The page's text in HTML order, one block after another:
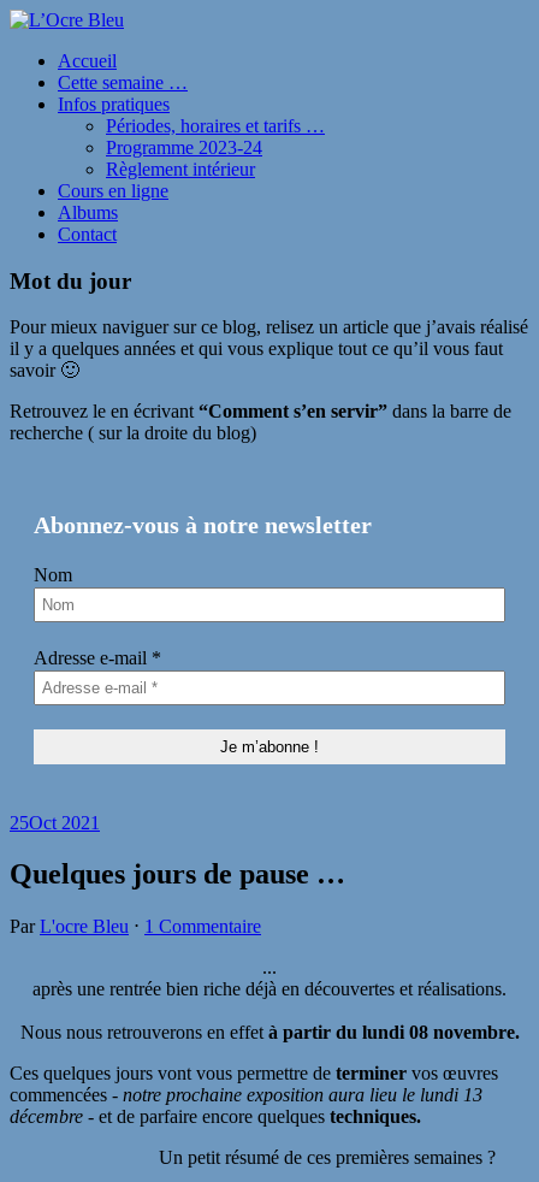
Accueil
Cette semaine …
Infos pratiques
Périodes, horaires et tarifs …
Programme 2023-24
Règlement intérieur
Cours en ligne
Albums
Contact
Mot du jour
Pour mieux naviguer sur ce blog, relisez un article que j’avais réalisé
il y a quelques années et qui vous explique tout ce qu’il vous faut
savoir 🙂
Retrouvez le en écrivant“Comment s’en servir” dans la barre de
recherche ( sur la droite du blog)
Abonnez-vous à notre newsletter
Nom
Adresse e-mail *
25Oct 2021
Quelques jours de pause …
ParL'ocre Bleu ⋅ 1 Commentaire
...
après une rentrée bien riche déjà en découvertes et réalisations.
Nous nous retrouverons en effet à partir du lundi 08 novembre.
Ces quelques jours vont vous permettre de terminer vos œuvres
commencées - notre prochaine exposition aura lieu le lundi 13
décembre - et de parfaire encore quelques techniques.
Un petit résumé de ces premières semaines ?